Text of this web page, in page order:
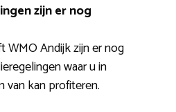
zijn er nog
WMO Andijk zijn er nog
waar u in
van kan profiteren.